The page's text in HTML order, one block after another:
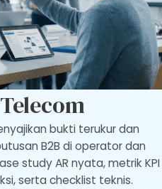
bukti terukur dan
B2B di operator dan
study AR nyata, metrik KPI
serta checklist teknis.